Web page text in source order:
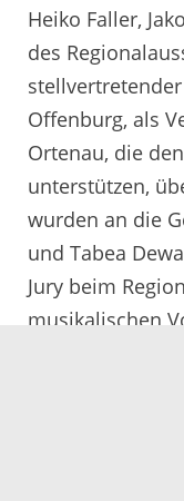
Heiko Faller,
des
Offenburg, als
Ortenau, die
unterstützen,
wurden an die
und Tabea
Jury beim
musikalischen